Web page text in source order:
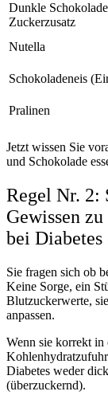
Dunkle
Zuckerzusatz
Nutella
Schokoladeneis
Pralinen
Jetzt wissen Sie
und Schokolade
Regel Nr. 2:
Gewissen
bei Diabetes
Sie fragen sich ob
Keine Sorge, ein
Blutzuckerwerte,
anpassen.
Wenn sie korrekt
Diabetes weder
(überzuckernd).